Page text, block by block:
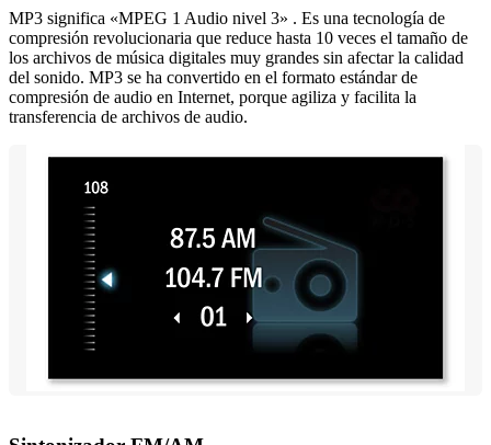
MP3 significa «MPEG 1 Audio nivel 3» . Es una tecnología de
compresión revolucionaria que reduce hasta 10 veces el tamaño de
los archivos de música digitales muy grandes sin afectar la calidad
del sonido. MP3 se ha convertido en el formato estándar de
compresión de audio en Internet, porque agiliza y facilita la
transferencia de archivos de audio.